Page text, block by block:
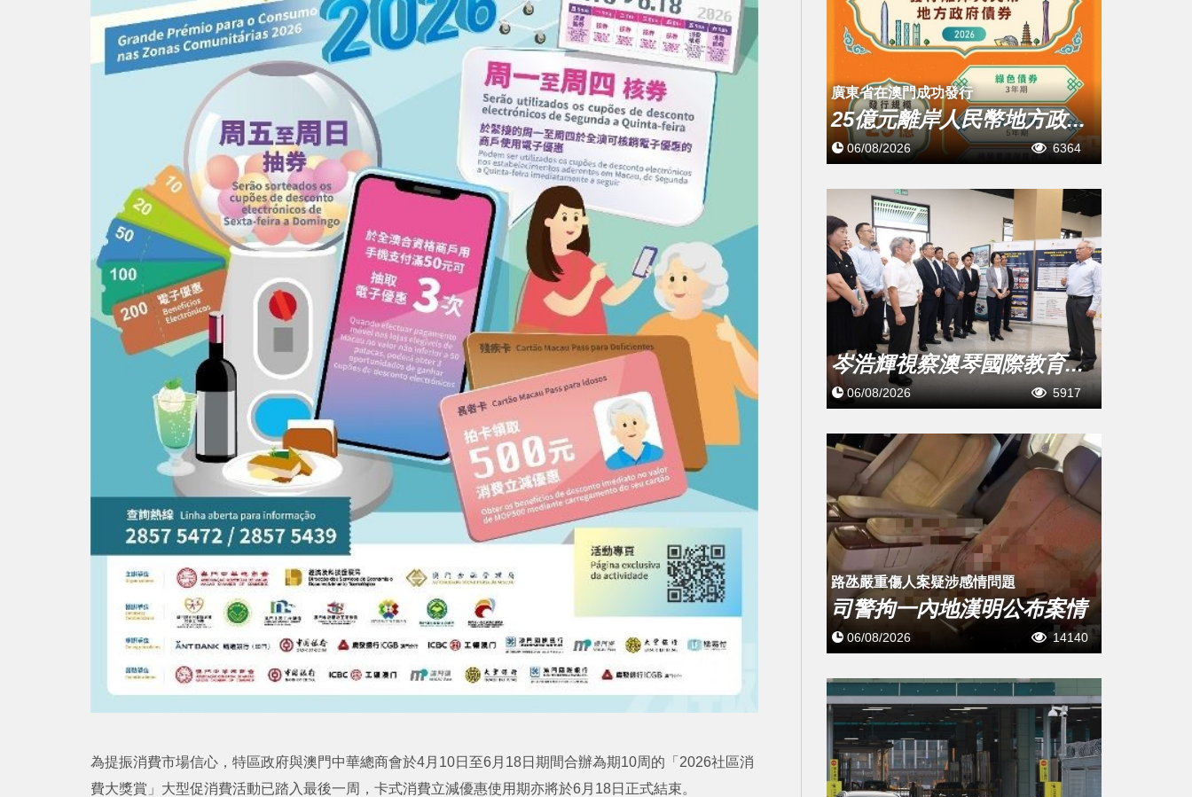
為提振消費市場信心，特區政府與澳門中華總商會於4月10日至6月18日期間合辦為期10周的「2026社區消
費大獎賞」大型促消費活動已踏入最後一周，卡式消費立減優惠使用期亦將於6月18日正式結束。
廣東省在澳門成功發行
25億元離岸人民幣地方政...
06/08/2026 6364
岑浩輝視察澳琴國際教育...
06/08/2026 5917
​路氹嚴重傷人案疑涉感情問題
司警拘一內地漢明公布案情
06/08/2026 14140